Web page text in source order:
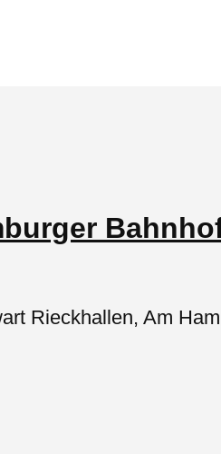
Rieckhallen, Am